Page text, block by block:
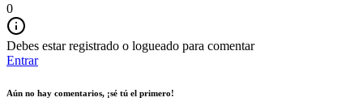
0
Debes estar registrado o logueado para comentar
Entrar
Aún no hay comentarios, ¡sé tú el primero!